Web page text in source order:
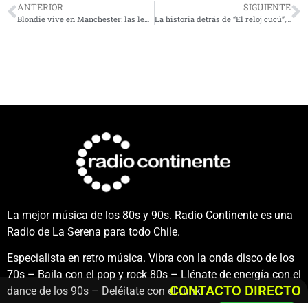
ANTERIOR SIGUIENTE
La historia detrás de “El reloj cucú”, uno de los clásicos de Maná
La mejor música de los 80s y 90s. Radio Continente es una
Radio de La Serena para todo Chile.
Especialista en retro música. Vibra con la onda disco de los
70s – Baila con el pop y rock 80s – Llénate de energía con el
dance de los 90s – Deléitate con el funk.CONTACTO DIRECTO